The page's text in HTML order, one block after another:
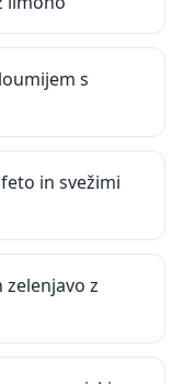
s
in svežimi
z